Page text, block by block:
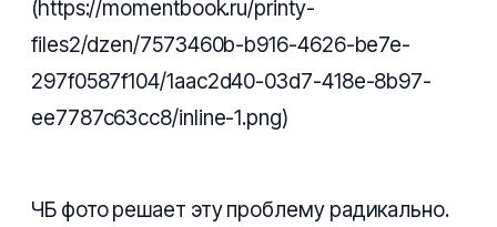
(https://momentbook.ru/printy-
files2/dzen/7573460b-b916-4626-be7e-
297f0587f104/1aac2d40-03d7-418e-8b97-
ee7787c63cc8/inline-1.png)
ЧБ фото решает эту проблему радикально.